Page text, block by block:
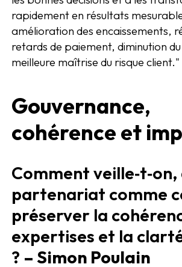
rapidement en résultats
amélioration des encaissements,
retards de paiement, diminution
meilleure maîtrise du risque client."
Gouvernance,
cohérence et
Comment veille‑t‑on,
partenariat comme
préserver la
expertises et la
? – Simon Poulain